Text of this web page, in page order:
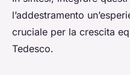
l’addestramento
cruciale per la crescita
Tedesco.